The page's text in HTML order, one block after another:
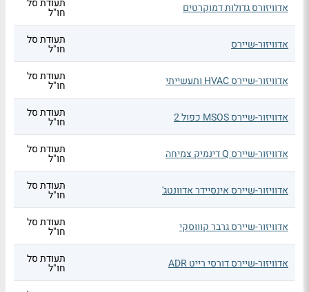
אדוויזורס גדולות דמוקרטים תעודת סל
חו"ל
אדוויזור-שיירס תעודת סל
חו"ל
אדוויזור-שיירס HVAC ותעשייתי תעודת סל
חו"ל
אדוויזור-שיירס MSOS כפול 2 תעודת סל
חו"ל
אדוויזור-שיירס Q דינמיק צמיחה תעודת סל
חו"ל
אדוויזור-שיירס אינסיידר אדוונטג' תעודת סל
חו"ל
אדוויזור-שיירס גרבר קוווסקי תעודת סל
חו"ל
אדוויזור-שיירס דורסי רייט ADR תעודת סל
חו"ל